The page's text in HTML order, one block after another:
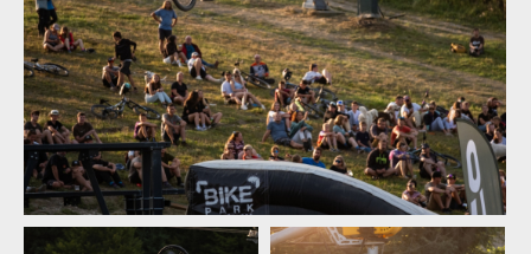
Norco Enduro Race Morávka - Jára Sijka / Enduroserie.cz
Norco Enduro Race Morávka - Jára Sijka / Enduroserie.cz
Norco Enduro Race Morávka - Jára Sijka / Enduroserie.cz
Norco Enduro Race Morávka - Jára Sijka / Enduroserie.cz
Norco Enduro Race Morávka - Jára Sijka / Enduroserie.cz
Norco Enduro Race Morávka - Jára Sijka / Enduroserie.cz